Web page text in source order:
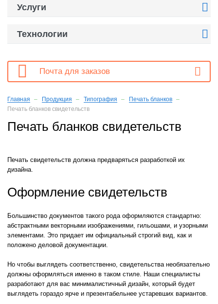
Услуги 
Технологии 
 Почта для заказов
Главная Продукция Типография
Печать бланков
Печать бланков свидетельств
Печать бланков свидетельств
Печать свидетельств должна предваряться разработкой их
дизайна.
Оформление свидетельств
Большинство документов такого рода оформляются стандартно:
абстрактными векторными изображениями, гильошами, и узорными
элементами. Это придает им официальный строгий вид, как и
положено деловой документации.
Но чтобы выглядеть соответственно, свидетельства необязательно
должны оформляться именно в таком стиле. Наши специалисты
разработают для вас минималистичный дизайн, который будет
выглядеть гораздо ярче и презентабельнее устаревших вариантов.